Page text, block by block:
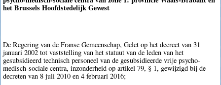
het Brussels Hoofdstedelijk Gewest
De Regering van de Franse Gemeenschap, Gelet op het decreet van 31
januari 2002 tot vaststelling van het statuut van de leden van het
gesubsidieerd technisch personeel van de gesubsidieerde vrije psycho-
medisch-sociale centra, inzonderheid op artikel 79, § 1, gewijzigd bij de
decreten van 8 juli 2010 en 4 februari 2016;